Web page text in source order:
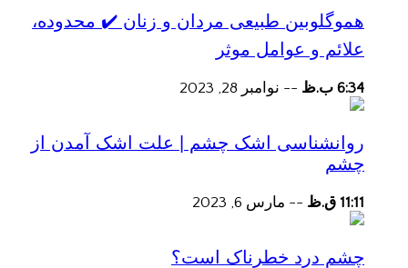
هموگلوبین طبیعی مردان و زنان ✔️ محدوده،
علائم و عوامل موثر
6:34 ب.ظ -- نوامبر 28, 2023
روانشناسی اشک چشم | علت اشک آمدن از
چشم
11:11 ق.ظ -- مارس 6, 2023
چشم درد خطرناک است؟